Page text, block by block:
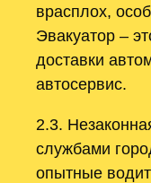
врасплох,
Эвакуатор –
доставки
автосервис.
2.3.
службами
опытные